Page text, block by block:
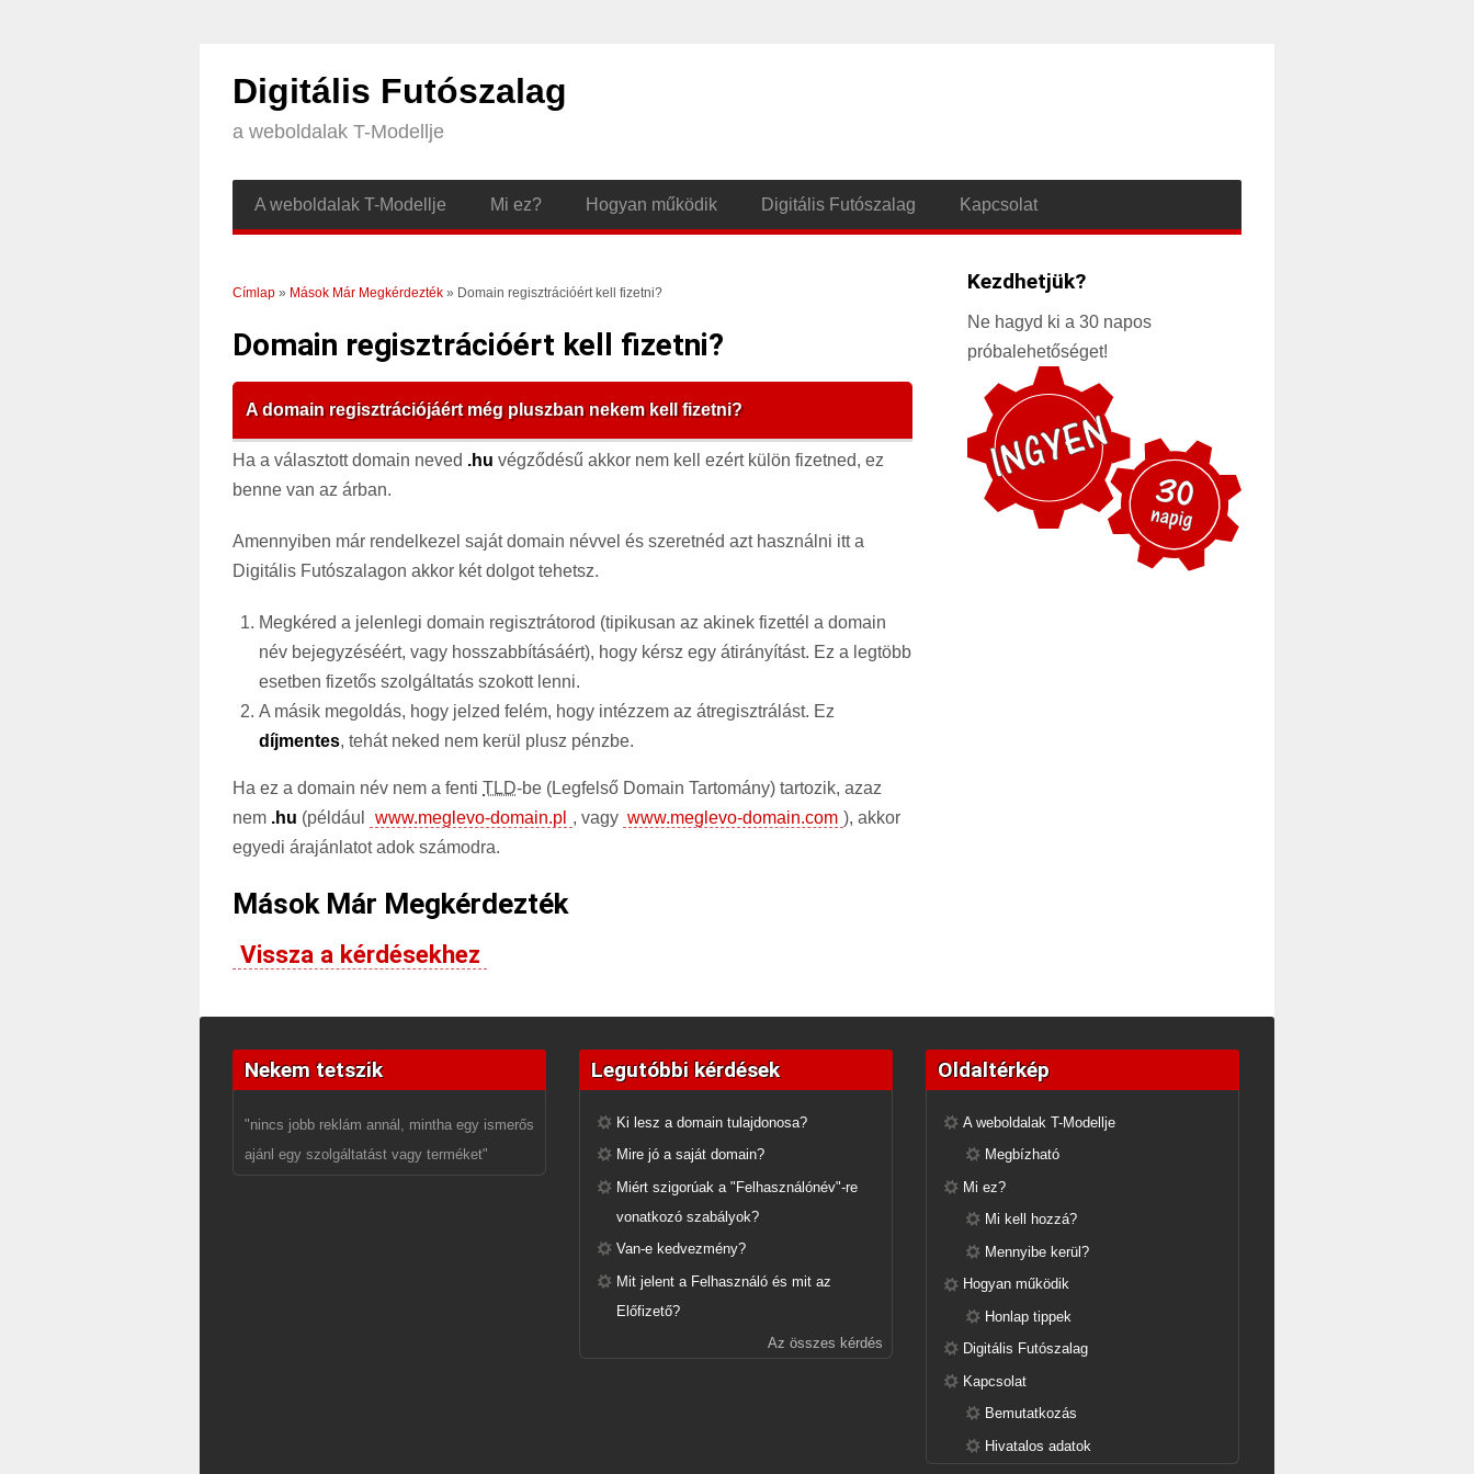
Digitális Futószalag
a weboldalak T-Modellje
A weboldalak T-Modellje Mi ez? Hogyan működik Digitális Futószalag Kapcsolat
Jelenlegi hely
Címlap » Mások Már Megkérdezték » Domain regisztrációért kell fizetni?
Domain regisztrációért kell fizetni?
A domain regisztrációjáért még pluszban nekem kell fizetni?
Ha a választott domain neved .hu végződésű akkor nem kell ezért külön fizetned, ez
benne van az árban.
Amennyiben már rendelkezel saját domain névvel és szeretnéd azt használni itt a
Digitális Futószalagon akkor két dolgot tehetsz.
Megkéred a jelenlegi domain regisztrátorod (tipikusan az akinek fizettél a domain
név bejegyzéséért, vagy hosszabbításáért), hogy kérsz egy átirányítást. Ez a legtöbb
esetben fizetős szolgáltatás szokott lenni.
A másik megoldás, hogy jelzed felém, hogy intézzem az átregisztrálást. Ez
díjmentes, tehát neked nem kerül plusz pénzbe.
Ha ez a domain név nem a fenti TLD-be (Legfelső Domain Tartomány) tartozik, azaz
nem .hu (például www.meglevo-domain.pl , vagy www.meglevo-domain.com ), akkor
egyedi árajánlatot adok számodra.
Mások Már Megkérdezték
Vissza a kérdésekhez
Kezdhetjük?
Ne hagyd ki a 30 napos
próbalehetőséget!
Nekem tetszik
"nincs jobb reklám annál, mintha egy ismerős
ajánl egy szolgáltatást vagy terméket"
Legutóbbi kérdések
Ki lesz a domain tulajdonosa?
Mire jó a saját domain?
Miért szigorúak a "Felhasználónév"-re
vonatkozó szabályok?
Van-e kedvezmény?
Mit jelent a Felhasználó és mit az
Előfizető?
Az összes kérdés
Oldaltérkép
A weboldalak T-Modellje
Megbízható
Mi ez?
Mi kell hozzá?
Mennyibe kerül?
Hogyan működik
Honlap tippek
Digitális Futószalag
Kapcsolat
Bemutatkozás
Hivatalos adatok